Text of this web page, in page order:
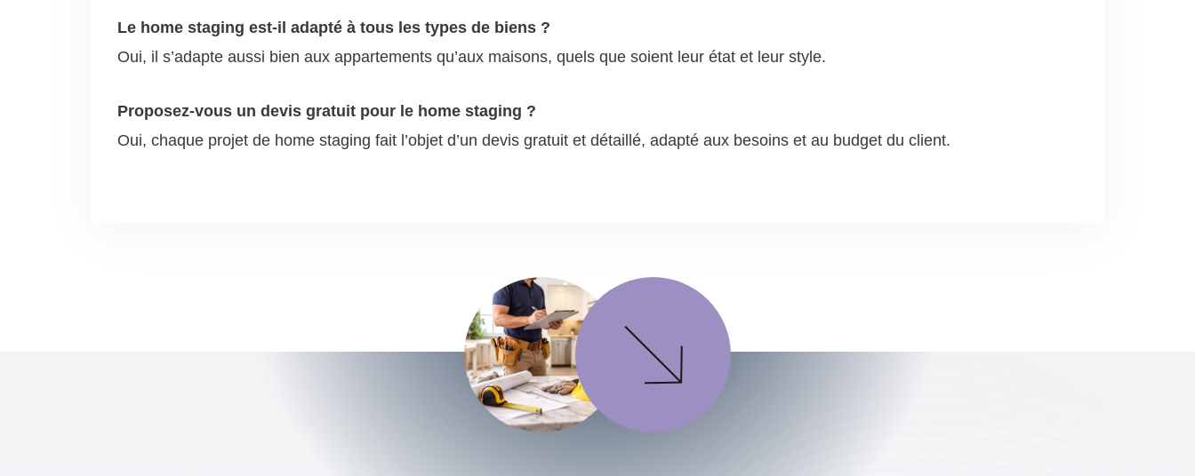
Le home staging est-il adapté à tous les types de biens ?
Oui, il s’adapte aussi bien aux appartements qu’aux maisons, quels que soient leur état et leur style.
Proposez-vous un devis gratuit pour le home staging ?
Oui, chaque projet de home staging fait l’objet d’un devis gratuit et détaillé, adapté aux besoins et au budget du client.